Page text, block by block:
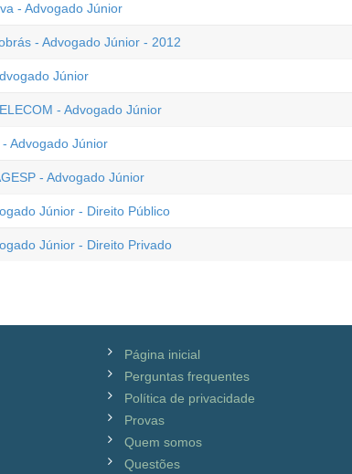
- Advogado Júnior
- Advogado Júnior - 2012
Júnior
- Advogado Júnior
Advogado Júnior
- Advogado Júnior
Júnior - Direito Público
Júnior - Direito Privado
Página inicial
Perguntas frequentes
Política de privacidade
Provas
Quem somos
Questões